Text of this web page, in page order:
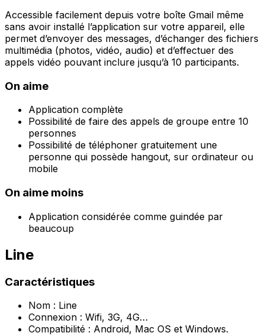
Accessible facilement depuis votre boîte Gmail même
sans avoir installé l’application sur votre appareil, elle
permet d’envoyer des messages, d’échanger des fichiers
multimédia (photos, vidéo, audio) et d’effectuer des
appels vidéo pouvant inclure jusqu’à 10 participants.
On aime
Application complète
Possibilité de faire des appels de groupe entre 10
personnes
Possibilité de téléphoner gratuitement une
personne qui possède hangout, sur ordinateur ou
mobile
On aime moins
Application considérée comme guindée par
beaucoup
Line
Caractéristiques
Nom : Line
Connexion : Wifi, 3G, 4G…
Compatibilité : Android, Mac OS et Windows.